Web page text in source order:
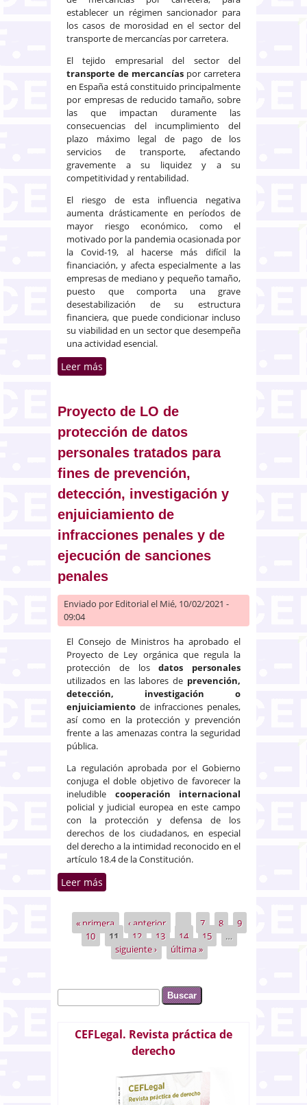
establecer un régimen sancionador para
los casos de morosidad en el sector del
transporte de mercancías por carretera.
El tejido empresarial del sector del
transporte de mercancías por carretera
en España está constituido principalmente
por empresas de reducido tamaño, sobre
las que impactan duramente las
consecuencias del incumplimiento del
plazo máximo legal de pago de los
servicios de transporte, afectando
gravemente a su liquidez y a su
competitividad y rentabilidad.
El riesgo de esta influencia negativa
aumenta drásticamente en períodos de
mayor riesgo económico, como el
motivado por la pandemia ocasionada por
la Covid-19, al hacerse más difícil la
financiación, y afecta especialmente a las
empresas de mediano y pequeño tamaño,
puesto que comporta una grave
desestabilización de su estructura
financiera, que puede condicionar incluso
su viabilidad en un sector que desempeña
una actividad esencial.
Leer más
Proyecto de LO de
protección de datos
personales tratados para
fines de prevención,
detección, investigación y
enjuiciamiento de
infracciones penales y de
ejecución de sanciones
penales
Enviado por Editorialel Mié, 10/02/2021 -
09:04
El Consejo de Ministros ha aprobado el
Proyecto de Ley orgánica que regula la
protección de losdatos personales
utilizados en las labores de prevención,
detección, investigación o
enjuiciamiento de infracciones penales,
así como en la protección y prevención
frente a las amenazas contra la seguridad
pública.
La regulación aprobada por el Gobierno
conjuga el doble objetivo de favorecer la
ineludible cooperación internacional
policial y judicial europea en este campo
con la protección y defensa de los
derechos de los ciudadanos, en especial
del derecho a la intimidad reconocido en el
artículo 18.4 de la Constitución.
Leer más
tratados para fines de
prevención, detección,
investigación y enjuiciamiento de
infracciones penales y de
Páginas
« primera ‹ anterior 7 8
9
10
11 12 13 14 15
…
siguiente ›
última »
Formulario de búsqueda
Buscar
CEFLegal. Revista práctica de
derecho